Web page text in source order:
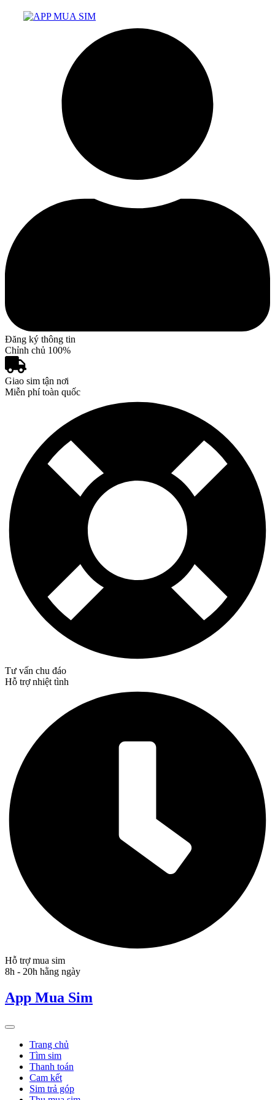
Đăng ký thông tin
Chỉnh chủ 100%
Giao sim tận nơi
Miễn phí toàn quốc
Tư vấn chu đáo
Hỗ trợ nhiệt tình
Hỗ trợ mua sim
8h - 20h hằng ngày
App Mua Sim
Trang chủ
Tìm sim
Thanh toán
Cam kết
Sim trả góp